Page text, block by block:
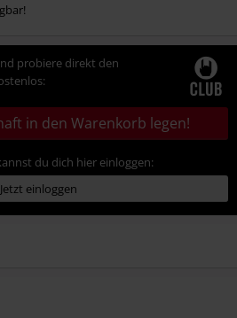
probiere direkt den
in den Warenkorb legen!
du dich hier einloggen:
Jetzt einloggen